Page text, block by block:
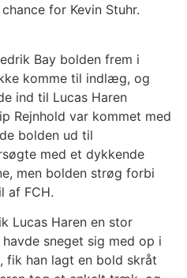
for Kevin Stuhr.
Bay bolden frem i
komme til indlæg, og
ind til Lucas Haren
Rejnhold var kommet med
bolden ud til
med et dykkende
men bolden strøg forbi
af FCH.
Lucas Haren en stor
sneget sig med op i
han lagt en bold skråt